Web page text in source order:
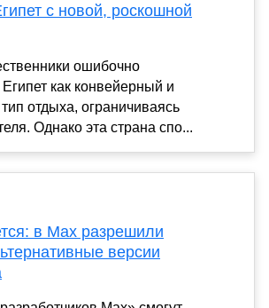
с новой, роскошной
ошибочно
как конвейерный и
отдыха, ограничиваясь
Однако эта страна спо...
в Max разрешили
версии